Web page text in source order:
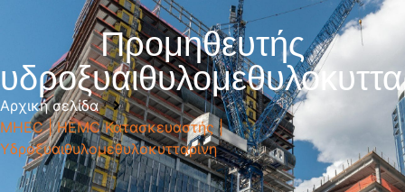
Προμηθευτής
Αρχική σελίδα
MHEC | HEMC Κατασκευαστής |
Υδροξυαιθυλομεθυλοκυτταρίνη